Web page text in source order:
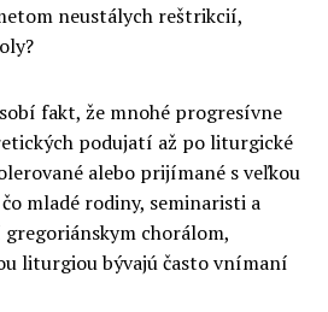
neustálych reštrikcií,
fakt, že mnohé progresívne
podujatí až po liturgické
alebo prijímané s veľkou
mladé rodiny, seminaristi a
chorálom,
liturgiou bývajú často vnímaní